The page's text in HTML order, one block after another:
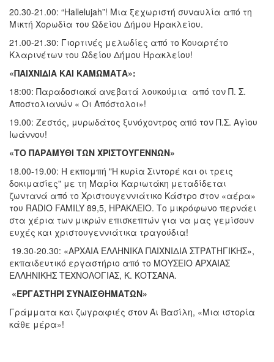
20.30-21.00: “Hallelujah”! Μια ξεχωριστή συναυλία από τη
Μικτή Χορωδία του Ωδείου Δήμου Ηρακλείου.
21.00-21.30: Γιορτινές μελωδίες από το Κουαρτέτο
Κλαρινέτων του Ωδείου Δήμου Ηρακλείου!
«ΠΑΙΧΝΙΔΙΑ ΚΑΙ ΚΑΜΩΜΑΤΑ»:
18:00: Παραδοσιακά ανεβατά λουκούμια από τον Π. Σ.
Αποστολιανών « Οι Απόστολοι»!
19.00: Ζεστός, μυρωδάτος ξυνόχοντρος από τον Π.Σ. Αγίου
Ιωάννου!
«ΤΟ ΠΑΡΑΜΥΘΙ ΤΩΝ ΧΡΙΣΤΟΥΓΕΝΝΩΝ»
18.00-19.00: Η εκπομπή "Η κυρία Σιντορέ και οι τρεις
δοκιμασίες" με τη Μαρία Καριωτάκη μεταδίδεται
ζωντανά από το Χριστουγεννιάτικο Κάστρο στον «αέρα»
του RADIO FAMILY 89,5, ΗΡΑΚΛΕΙΟ. Το μικρόφωνο περνάει
στα χέρια των μικρών επισκεπτών για να μας γεμίσουν
ευχές και χριστουγεννιάτικα τραγούδια!
19.30-20.30: «ΑΡΧΑΙΑ ΕΛΛΗΝΙΚΑ ΠΑΙΧΝΙΔΙΑ ΣΤΡΑΤΗΓΙΚΗΣ»,
εκπαιδευτικό εργαστήριο από το ΜΟΥΣΕΙΟ ΑΡΧΑΙΑΣ
ΕΛΛΗΝΙΚΗΣ ΤΕΧΝΟΛΟΓΙΑΣ, Κ. ΚΟΤΣΑΝΑ.
«ΕΡΓΑΣΤΗΡΙ ΣΥΝΑΙΣΘΗΜΑΤΩΝ»
Γράμματα και ζωγραφιές στον Άι Βασίλη, «Μια ιστορία
κάθε μέρα»!